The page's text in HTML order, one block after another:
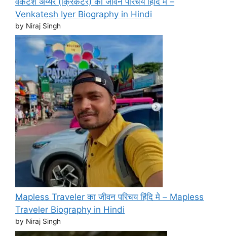
Venkatesh Iyer Biography in Hindi
by Niraj Singh
Mapless Traveler का जीवन परिचय हिंदि मे – Mapless
Traveler Biography in Hindi
by Niraj Singh